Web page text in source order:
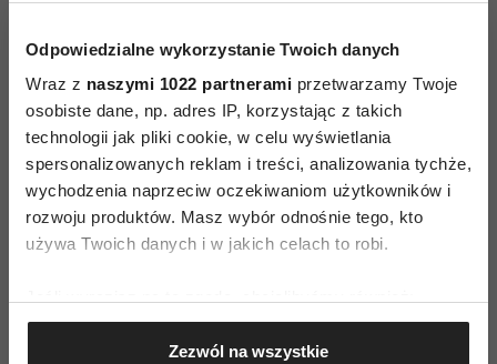
Odpowiedzialne wykorzystanie Twoich danych
Wraz z naszymi 1022 partnerami przetwarzamy Twoje
osobiste dane, np. adres IP, korzystając z takich
technologii jak pliki cookie, w celu wyświetlania
spersonalizowanych reklam i treści, analizowania tychże,
wychodzenia naprzeciw oczekiwaniom użytkowników i
rozwoju produktów. Masz wybór odnośnie tego, kto
używa Twoich danych i w jakich celach to robi.
Gromadzić dane dotyczące Twojej lokalizacji
geograficznej z dokładnością nawet do kilku metrów
Zezwól na wszystkie
Rebirthing, czyli świadomy
oddech. Jak zacząć
praktykować?
Koncentracja na oddechu